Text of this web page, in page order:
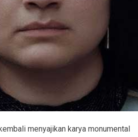
menyajikan karya monumental